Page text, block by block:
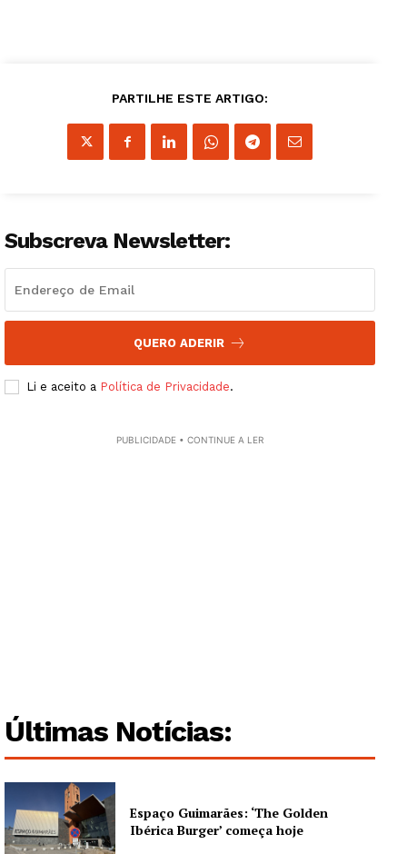
PARTILHE ESTE ARTIGO:
Subscreva Newsletter:
QUERO ADERIR
Li e aceito a Política de Privacidade.
PUBLICIDADE • CONTINUE A LER
Últimas Notícias:
Espaço Guimarães: ‘The Golden
Ibérica Burger’ começa hoje